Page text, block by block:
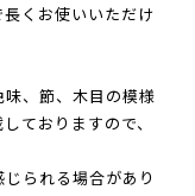
くお使いいただけ
、節、木目の模様
ておりますので、
られる場合があり